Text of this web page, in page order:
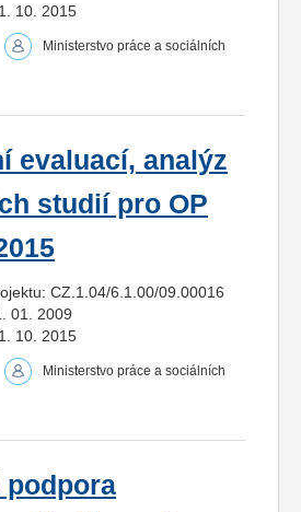
10. 2015
Ministerstvo práce a sociálních
evaluací, analýz
studií pro OP
CZ.1.04/6.1.00/09.00016
01. 2009
10. 2015
Ministerstvo práce a sociálních
podpora